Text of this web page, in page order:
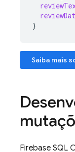
}
Saiba mais
Firebase SQL